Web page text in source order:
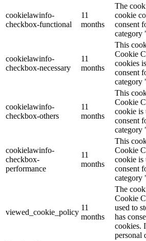
cookielawinfo-
checkbox-functional
11
months
The
cookie
consent
category
cookielawinfo-
checkbox-necessary
11
months
This
Cookie
cookies
consent
category
cookielawinfo-
checkbox-others
11
months
This
Cookie
cookie is
consent
category
cookielawinfo-
checkbox-
performance
11
months
This
Cookie
cookie is
consent
category
viewed_cookie_policy
11
months
The
Cookie
used to
has
cookies.
personal